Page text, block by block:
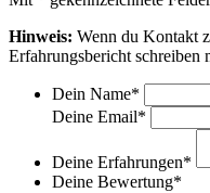
Hinweis: Wenn du Kontakt
Erfahrungsbericht schreiben
Dein Name*
Deine Email*
Deine Erfahrungen*
Deine Bewertung*